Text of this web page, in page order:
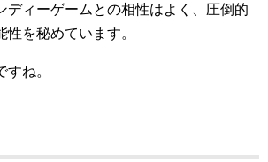
ディーゲームとの相性はよく、圧倒的
を秘めています。
ね。